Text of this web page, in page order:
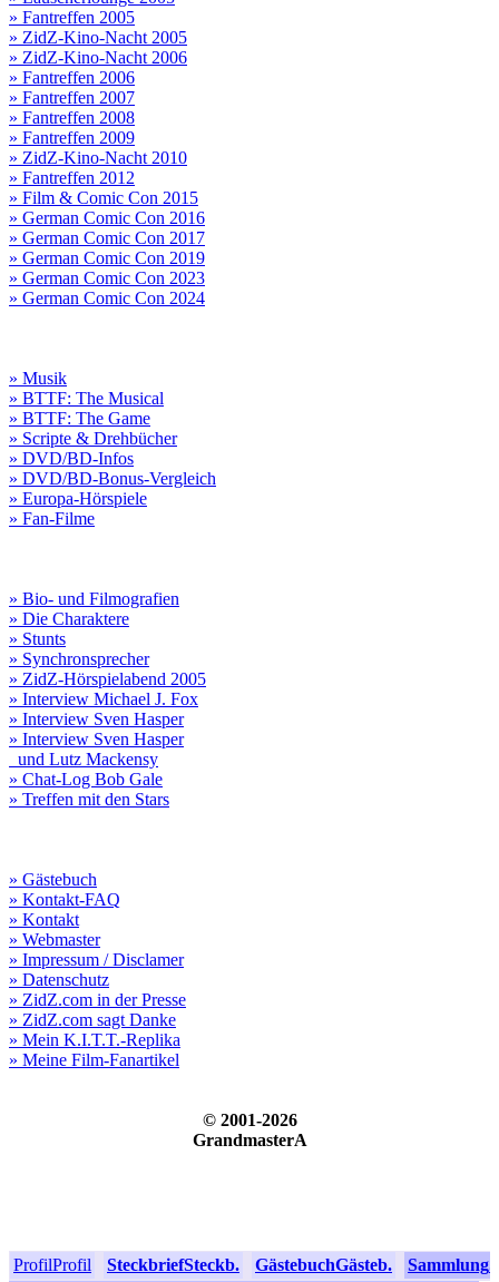
» Fantreffen 2005
» ZidZ-Kino-Nacht 2005
» ZidZ-Kino-Nacht 2006
» Fantreffen 2006
» Fantreffen 2007
» Fantreffen 2008
» Fantreffen 2009
» ZidZ-Kino-Nacht 2010
» Fantreffen 2012
» Film & Comic Con 2015
» German Comic Con 2016
» German Comic Con 2017
» German Comic Con 2019
» German Comic Con 2023
» German Comic Con 2024
» Musik
» BTTF: The Musical
» BTTF: The Game
» Scripte & Drehbücher
» DVD/BD-Infos
» DVD/BD-Bonus-Vergleich
» Europa-Hörspiele
» Fan-Filme
» Bio- und Filmografien
» Die Charaktere
» Stunts
» Synchronsprecher
» ZidZ-Hörspielabend 2005
» Interview Michael J. Fox
» Interview Sven Hasper
» Interview Sven Hasper
und Lutz Mackensy
» Chat-Log Bob Gale
» Treffen mit den Stars
» Gästebuch
» Kontakt-FAQ
» Kontakt
» Webmaster
» Impressum / Disclamer
» Datenschutz
» ZidZ.com in der Presse
» ZidZ.com sagt Danke
» Mein K.I.T.T.-Replika
» Meine Film-Fanartikel
© 2001-2026
GrandmasterA
ProfilProfil SteckbriefSteckb. GästebuchGästeb. Sammlung